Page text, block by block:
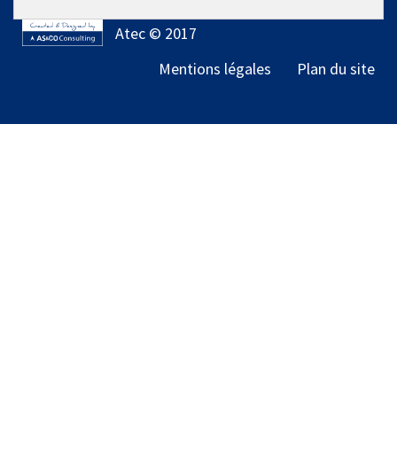
Atec © 2017
Mentions légales
Plan du site